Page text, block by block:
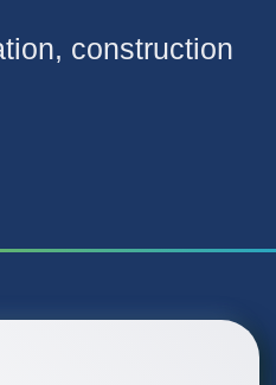
construction